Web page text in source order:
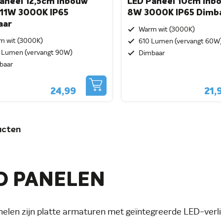
3000K IP65
wit (3000K)
(vervangt 90W)
24,99
8W 3000K IP65
Warm wit (3000K)
610 Lumen (vervangt
Dimbaar
PANELEN
zijn platte armaturen met geïntegreerde LED-